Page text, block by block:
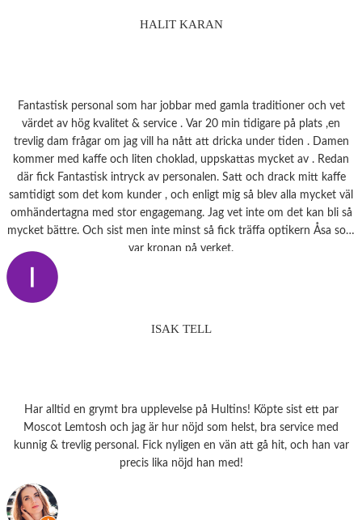
HALIT KARAN
Fantastisk personal som har jobbar med gamla traditioner och vet
värdet av hög kvalitet & service . Var 20 min tidigare på plats ,en
trevlig dam frågar om jag vill ha nått att dricka under tiden . Damen
kommer med kaffe och liten choklad, uppskattas mycket av . Redan
där fick Fantastisk intryck av personalen. Satt och drack mitt kaffe
samtidigt som det kom kunder , och enligt mig så blev alla mycket väl
omhändertagna med stor engagemang. Jag vet inte om det kan bli så
mycket bättre. Och sist men inte minst så fick träffa optikern Åsa som
var kronan på verket.
ISAK TELL
Har alltid en grymt bra upplevelse på Hultins! Köpte sist ett par
Moscot Lemtosh och jag är hur nöjd som helst, bra service med
kunnig & trevlig personal. Fick nyligen en vän att gå hit, och han var
precis lika nöjd han med!